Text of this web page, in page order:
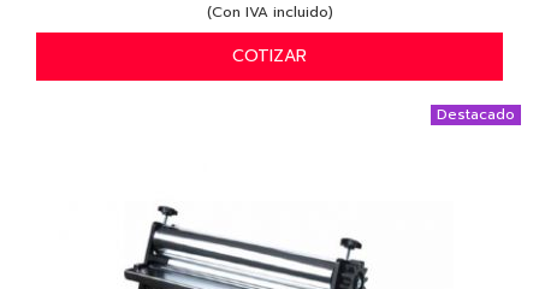
(Con IVA incluido)
COTIZAR
Destacado